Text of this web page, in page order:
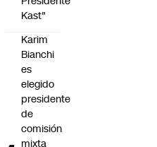
Kast"
Karim
Bianchi
es
elegido
presidente
de
comisión
mixta